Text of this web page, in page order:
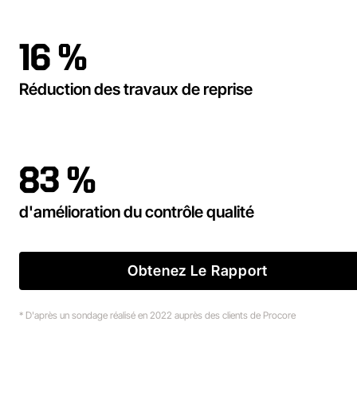
16 %
Réduction des travaux de reprise
83 %
d'amélioration du contrôle qualité
Obtenez Le Rapport
* D'après un sondage réalisé en 2022 auprès des clients de Procore